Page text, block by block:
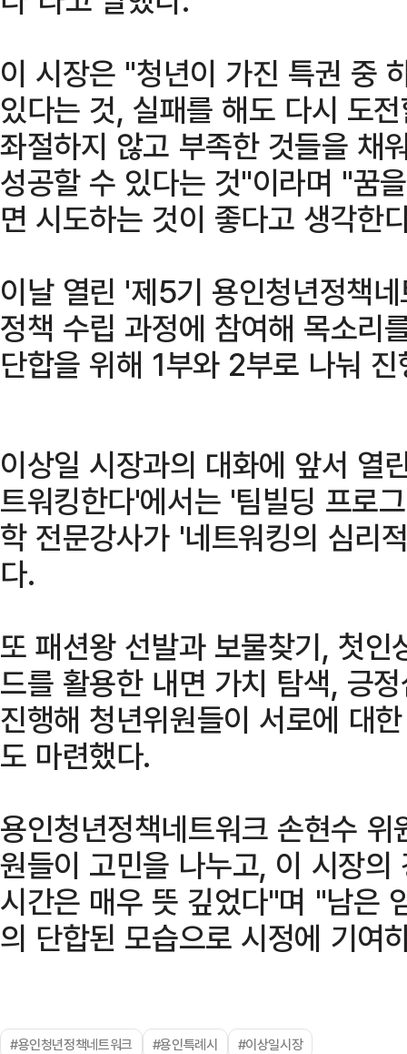
이 시장은 "청년이 가진 특권 중
있다는 것, 실패를 해도 다시 도
좌절하지 않고 부족한 것들을 채
성공할 수 있다는 것"이라며 "꿈
면 시도하는 것이 좋다고 생각한
이날 열린 '제5기 용인청년정책
정책 수립 과정에 참여해 목소리
단합을 위해 1부와 2부로 나눠 진
이상일 시장과의 대화에 앞서 열
트워킹한다'에서는 '팀빌딩 프로
학 전문강사가 '네트워킹의 심리
다.
또 패션왕 선발과 보물찾기, 첫
드를 활용한 내면 가치 탐색, 긍
진행해 청년위원들이 서로에 대
도 마련했다.
용인청년정책네트워크 손현수
원들이 고민을 나누고, 이 시장
시간은 매우 뜻 깊었다"며 "남은
의 단합된 모습으로 시정에 기여
#용인청년정책네트워크 #용인특례시 #이상일시장